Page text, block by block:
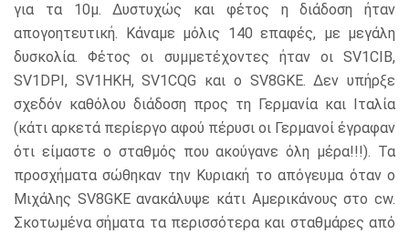
για τα 10μ. Δυστυχώς και φέτος η διάδοση ήταν
απογοητευτική. Κάναμε μόλις 140 επαφές, με μεγάλη
δυσκολία. Φέτος οι συμμετέχοντες ήταν οι SV1CIB,
SV1DPI, SV1HKH, SV1CQG και ο SV8GKE. Δεν υπήρξε
σχεδόν καθόλου διάδοση προς τη Γερμανία και Ιταλία
(κάτι αρκετά περίεργο αφού πέρυσι οι Γερμανοί έγραφαν
ότι είμαστε ο σταθμός που ακούγανε όλη μέρα!!!). Τα
προσχήματα σώθηκαν την Κυριακή το απόγευμα όταν ο
Μιχάλης SV8GKE ανακάλυψε κάτι Αμερικάνους στο cw.
Σκοτωμένα σήματα τα περισσότερα και σταθμάρες από